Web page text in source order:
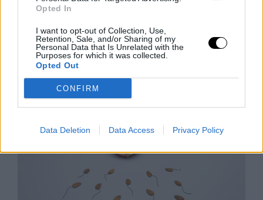
Opted In
I want to opt-out of Collection, Use,
Retention, Sale, and/or Sharing of my
Personal Data that Is Unrelated with the
Purposes for which it was collected.
Opted Out
CONFIRM
Data Deletion Data Access Privacy Policy
nélkülözhetetlen részévé váltak, hiszen pénzügyeinket,
emlékeinket és munkánkat is egyetlen eszközön
kezeljük. Az Android biztonság erősítése nem igényel
drasztikus változtatásokat
Rooby
augusztus 8, 2026